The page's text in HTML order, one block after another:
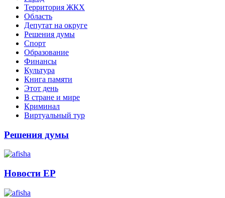
Территория ЖКХ
Область
Депутат на округе
Решения думы
Спорт
Образование
Финансы
Культура
Книга памяти
Этот день
В стране и мире
Криминал
Виртуальный тур
Решения думы
Новости ЕР